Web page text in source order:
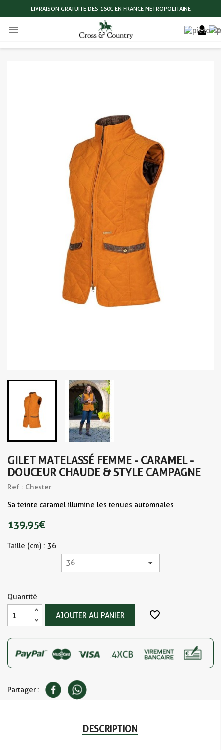
LIVRAISON GRATUITE DÈS 160€ EN FRANCE MÉTROPOLITAINE

GILET MATELASSÉ FEMME - CARAMEL -
DOUCEUR CHAUDE & STYLE CAMPAGNE
Ref : Chester
Sa teinte caramel illumine les tenues automnales
139,95 €
Taille (cm) : 36
Quantité
AJOUTER AU PANIER favorite_border
Partager :
DESCRIPTION